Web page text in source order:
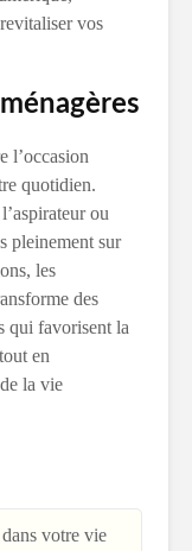
vos
l’occasion
quotidien.
ou
pleinement sur
les
des
qui favorisent la
en
la vie
votre vie